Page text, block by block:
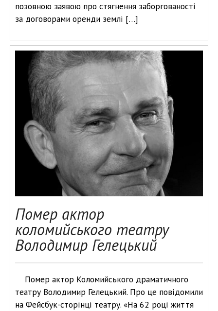
позовною заявою про стягнення заборгованості
за договорами оренди землі […]
Помер актор
коломийського театру
Володимир Гелецький
Помер актор Коломийського драматичного
театру Володимир Гелецький. Про це повідомили
на Фейсбук-сторінці театру. «На 62 році життя